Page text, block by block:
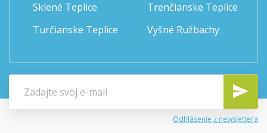
Sklené Teplice
Turčianske Teplice
Trenčianske Teplice
Vyšné Ružbachy
Odhlásenie z newslettera